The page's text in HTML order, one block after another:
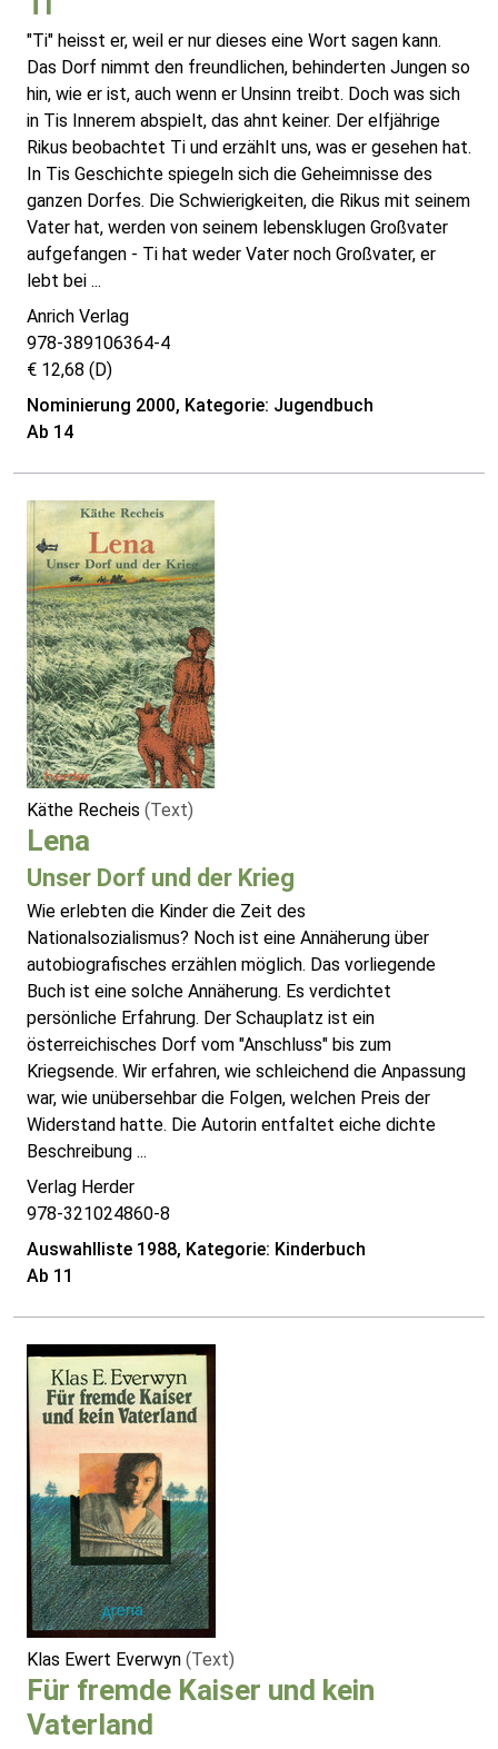
"Ti" heisst er, weil er nur dieses eine Wort sagen kann.
Das Dorf nimmt den freundlichen, behinderten Jungen so
hin, wie er ist, auch wenn er Unsinn treibt. Doch was sich
in Tis Innerem abspielt, das ahnt keiner. Der elfjährige
Rikus beobachtet Ti und erzählt uns, was er gesehen hat.
In Tis Geschichte spiegeln sich die Geheimnisse des
ganzen Dorfes. Die Schwierigkeiten, die Rikus mit seinem
Vater hat, werden von seinem lebensklugen Großvater
aufgefangen - Ti hat weder Vater noch Großvater, er
lebt bei ...
Anrich Verlag
978-389106364-4
€ 12,68 (D)
Nominierung 2000, Kategorie: Jugendbuch
Ab 14
Käthe Recheis (Text)
Lena
Unser Dorf und der Krieg
Wie erlebten die Kinder die Zeit des
Nationalsozialismus? Noch ist eine Annäherung über
autobiografisches erzählen möglich. Das vorliegende
Buch ist eine solche Annäherung. Es verdichtet
persönliche Erfahrung. Der Schauplatz ist ein
österreichisches Dorf vom "Anschluss" bis zum
Kriegsende. Wir erfahren, wie schleichend die Anpassung
war, wie unübersehbar die Folgen, welchen Preis der
Widerstand hatte. Die Autorin entfaltet eiche dichte
Beschreibung ...
Verlag Herder
978-321024860-8
Auswahlliste 1988, Kategorie: Kinderbuch
Ab 11
Klas Ewert Everwyn (Text)
Für fremde Kaiser und kein
Vaterland